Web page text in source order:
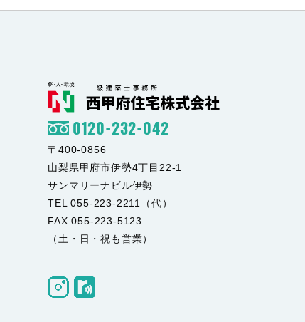
0120-232-042
〒400-0856
山梨県甲府市伊勢4丁目22-1
サンマリーナビル伊勢
TEL 055-223-2211（代）
FAX 055-223-5123
（土・日・祝も営業）